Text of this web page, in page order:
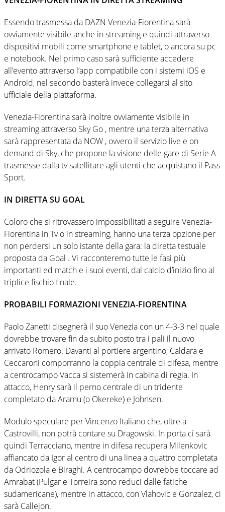
Essendo trasmessa da DAZN Venezia-Fiorentina sarà
ovviamente visibile anche in streaming e quindi attraverso
dispositivi mobili come smartphone e tablet, o ancora su pc
e notebook. Nel primo caso sarà sufficiente accedere
all’evento attraverso l’app compatibile con i sistemi iOS e
Android, nel secondo basterà invece collegarsi al sito
ufficiale della piattaforma.
Venezia-Fiorentina sarà inoltre ovviamente visibile in
streaming attraverso Sky Go , mentre una terza alternativa
sarà rappresentata da NOW , ovvero il servizio live e on
demand di Sky, che propone la visione delle gare di Serie A
trasmesse dalla tv satellitare agli utenti che acquistano il Pass
Sport.
IN DIRETTA SU GOAL
Coloro che si ritrovassero impossibilitati a seguire Venezia-
Fiorentina in Tv o in streaming, hanno una terza opzione per
non perdersi un solo istante della gara: la diretta testuale
proposta da Goal . Vi racconteremo tutte le fasi più
importanti ed match e i suoi eventi, dal calcio d’inizio fino al
triplice fischio finale.
PROBABILI FORMAZIONI VENEZIA-FIORENTINA
Paolo Zanetti disegnerà il suo Venezia con un 4-3-3 nel quale
dovrebbe trovare fin da subito posto tra i pali il nuovo
arrivato Romero. Davanti al portiere argentino, Caldara e
Ceccaroni comporranno la coppia centrale di difesa, mentre
a centrocampo Vacca si sistemerà in cabina di regia. In
attacco, Henry sarà il perno centrale di un tridente
completato da Aramu (o Okereke) e Johnsen.
Modulo speculare per Vincenzo Italiano che, oltre a
Castrovilli, non potrà contare su Dragowski. In porta ci sarà
quindi Terracciano, mentre in difesa recupera Milenkovic
affiancato da Igor al centro di una linea a quattro completata
da Odriozola e Biraghi. A centrocampo dovrebbe toccare ad
Amrabat (Pulgar e Torreira sono reduci dalle fatiche
sudamericane), mentre in attacco, con Vlahovic e Gonzalez, ci
sarà Callejon.